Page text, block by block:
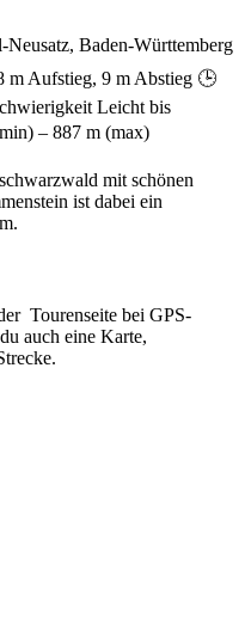
Baden-Württemberg
Aufstieg, 9 m Abstieg 🕒
Leicht bis
– 887 m (max)
mit schönen
ist dabei ein
Tourenseite bei GPS-
auch eine Karte,